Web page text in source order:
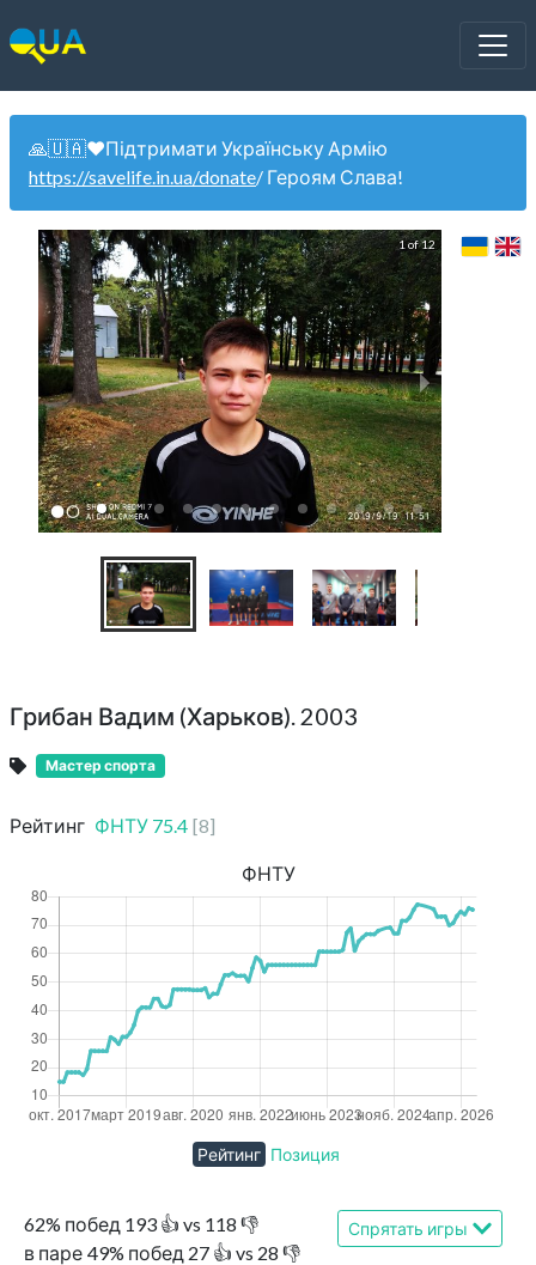
🙏🇺🇦❤️Підтримати Українську Армію
https://savelife.in.ua/donate/ Героям Слава!
1 of 12
Грибан Вадим (Харьков). 2003
Мастер спорта
Рейтинг ФНТУ 75.4 [8]
62% побед 193 👍 vs 118 👎
в паре 49% побед 27 👍 vs 28 👎
Спрятать игры
ФНТУ
Рейтинг Позиция